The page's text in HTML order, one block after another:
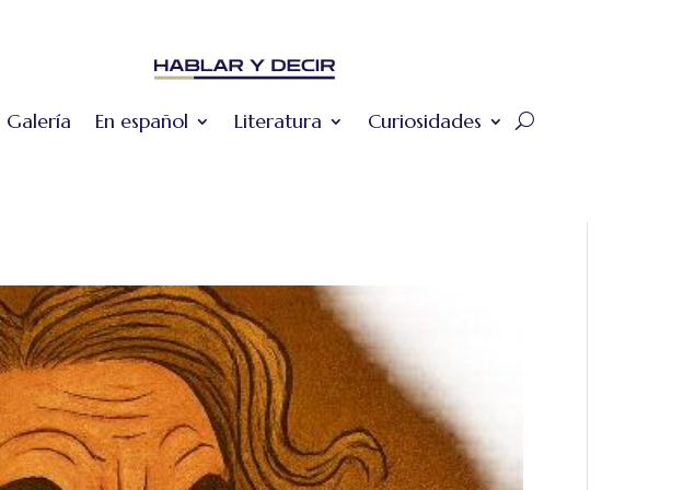
Galería En español Literatura Curiosidades